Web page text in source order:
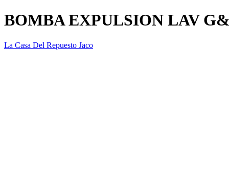
BOMBA EXPULSION LAV
La Casa Del Repuesto Jaco